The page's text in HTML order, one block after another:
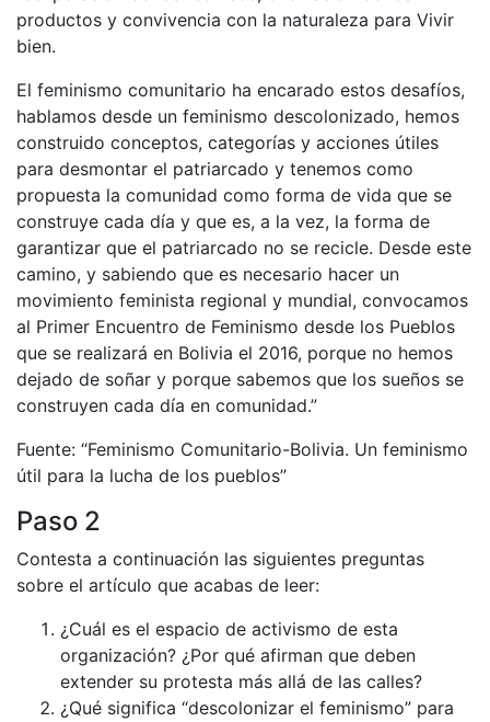
productos y convivencia con la naturaleza para Vivir
bien.
El feminismo comunitario ha encarado estos desafíos,
hablamos desde un feminismo descolonizado, hemos
construido conceptos, categorías y acciones útiles
para desmontar el patriarcado y tenemos como
propuesta la comunidad como forma de vida que se
construye cada día y que es, a la vez, la forma de
garantizar que el patriarcado no se recicle. Desde este
camino, y sabiendo que es necesario hacer un
movimiento feminista regional y mundial, convocamos
al Primer Encuentro de Feminismo desde los Pueblos
que se realizará en Bolivia el 2016, porque no hemos
dejado de soñar y porque sabemos que los sueños se
construyen cada día en comunidad.”
Fuente: “Feminismo Comunitario-Bolivia. Un feminismo
útil para la lucha de los pueblos”
Paso 2
Contesta a continuación las siguientes preguntas
sobre el artículo que acabas de leer:
¿Cuál es el espacio de activismo de esta
organización? ¿Por qué afirman que deben
extender su protesta más allá de las calles?
¿Qué significa “descolonizar el feminismo” para